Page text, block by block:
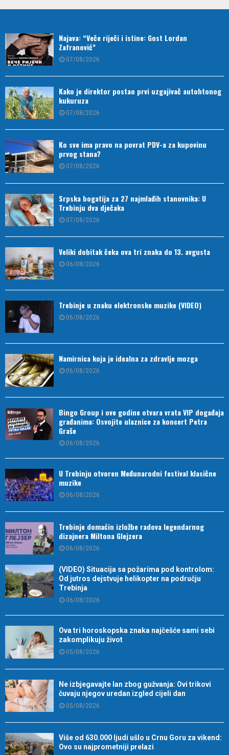
Najava: “Veče riječi i istine: Gost Lordan
Zafranović”
07/08/2026
Kako je direktor postao prvi uzgajivač autohtonog
kukuruza
07/08/2026
Ko sve ima pravo na povrat PDV-a za kupovinu
prvog stana?
07/08/2026
Srpska bogatija za 27 najmlađih stanovnika: U
Trebinju dva dječaka
07/08/2026
Veliki dobitak čeka ova tri znaka do 13. avgusta
06/08/2026
Trebinje u znaku elektronske muzike (VIDEO)
06/08/2026
Namirnica koja je idealna za zdravlje mozga
06/08/2026
Bingo Group i ove godine otvara vrata VIP događaja
građanima: Osvojite ulaznice za koncert Petra
Graše
06/08/2026
U Trebinju otvoren Međunarodni festival klasične
muzike
06/08/2026
Trebinje domaćin izložbe radova legendarnog
dizajnera Miltona Glejzera
06/08/2026
(VIDEO) Situacija sa požarima pod kontrolom:
Od jutros dejstvuje helikopter na području
Trebinja
06/08/2026
Ova tri horoskopska znaka najčešće sami sebi
zakomplikuju život
05/08/2026
Ne izbjegavajte lan zbog gužvanja: Ovi trikovi
čuvaju njegov uredan izgled cijeli dan
05/08/2026
Više od 630.000 ljudi ušlo u Crnu Goru za vikend:
Ovo su najprometniji prelazi